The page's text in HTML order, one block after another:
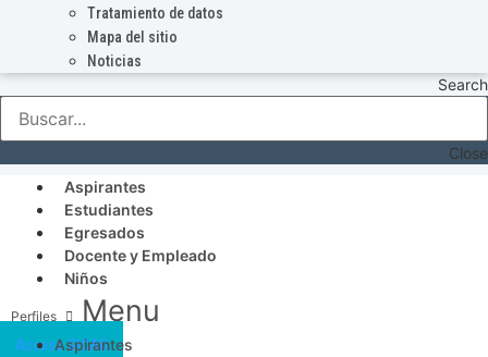
Tratamiento de datos
Mapa del sitio
Noticias
Search
Close
Aspirantes
Estudiantes
Egresados
Docente y Empleado
Niños
Menu
Aspirantes
Acceso SICAU